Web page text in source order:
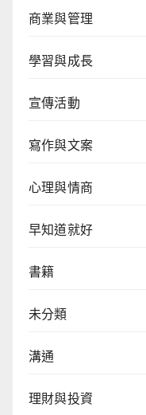
商業與管理
學習與成長
宣傳活動
寫作與文案
心理與情商
早知道就好
書籍
未分類
溝通
理財與投資